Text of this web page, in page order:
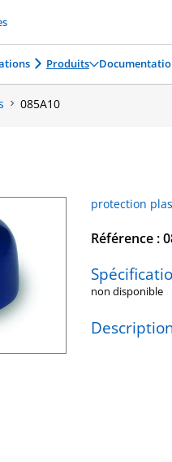
Produits
085A10
protection
Référence :
non disponible